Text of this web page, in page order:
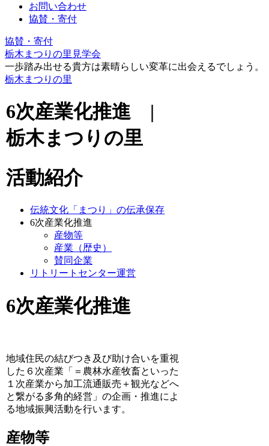
お問い合わせ
協賛・寄付
協賛・寄付
栃木まつりの里見学会
一歩踏み出せる貴方は素晴らしい変革に出会えるでしょう。
栃木まつりの里
6次産業化推進 |
栃木まつりの里
活動紹介
伝統文化「まつり」の伝承保存
6次産業化推進
産物等
産業（歴史）
賛同企業
リトリートセンター運営
6次産業化推進
地域住民の結びつき及び助け合いを重視
した６次産業「＝農林水産牧畜といった
１次産業から加工流通販売＋観光などへ
と繋がる多角的経営」の企画・推進によ
る地域振興活動を行います。
産物等